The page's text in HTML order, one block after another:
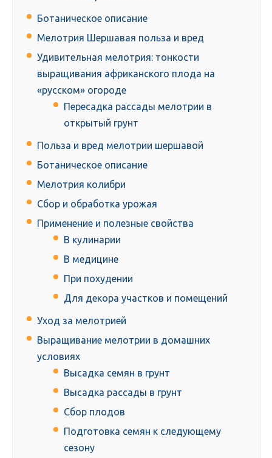
Ботаническое описание
Мелотрия Шершавая польза и вред
Удивительная мелотрия: тонкости
выращивания африканского плода на
«русском» огороде
Пересадка рассады мелотрии в
открытый грунт
Польза и вред мелотрии шершавой
Ботаническое описание
Мелотрия колибри
Сбор и обработка урожая
Применение и полезные свойства
В кулинарии
В медицине
При похудении
Для декора участков и помещений
Уход за мелотрией
Выращивание мелотрии в домашних
условиях
Высадка семян в грунт
Высадка рассады в грунт
Сбор плодов
Подготовка семян к следующему
сезону